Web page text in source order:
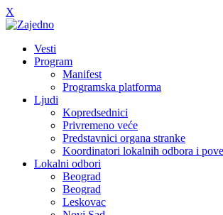
X
Vesti
Program
Manifest
Programska platforma
Ljudi
Kopredsednici
Privremeno veće
Predstavnici organa stranke
Koordinatori lokalnih odbora i
Lokalni odbori
Beograd
Beograd
Leskovac